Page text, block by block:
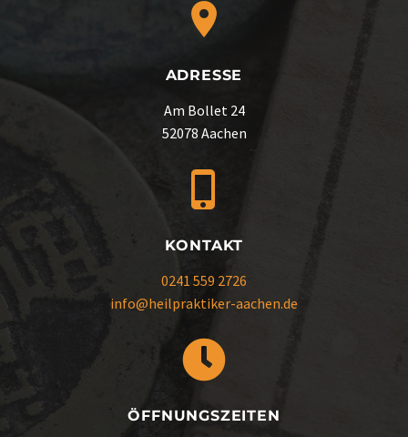
ADRESSE
Am Bollet 24
52078 Aachen
KONTAKT
0241 559 2726
info@heilpraktiker-aachen.de
ÖFFNUNGSZEITEN